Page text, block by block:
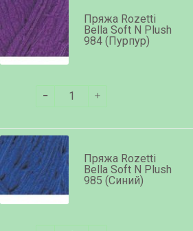
Пряжа Rozetti
Bella Soft N Plush
984 (Пурпур)
Пряжа Rozetti
Bella Soft N Plush
985 (Синий)